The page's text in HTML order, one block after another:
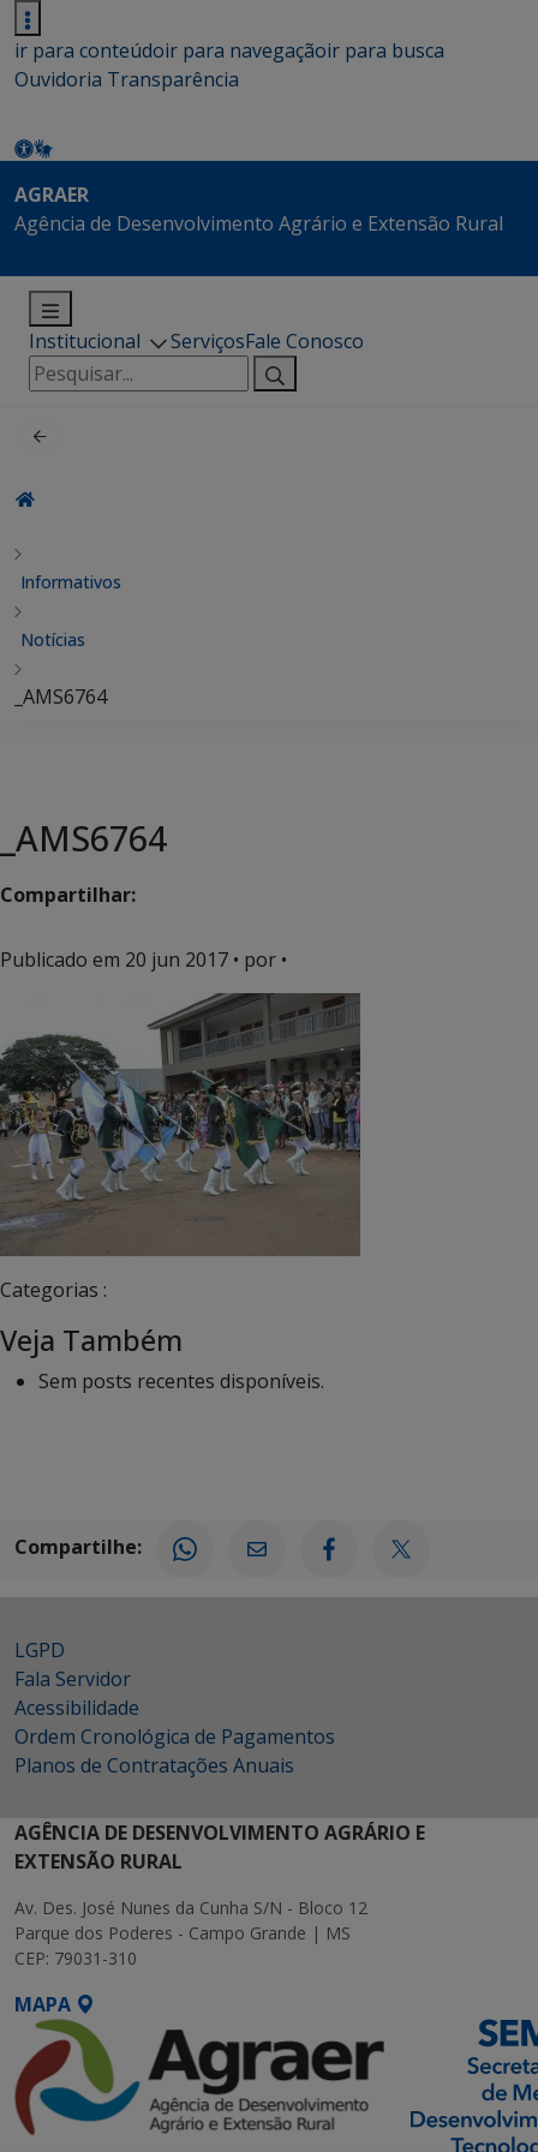
ir para conteúdoir para navegaçãoir para busca
Ouvidoria Transparência
AGRAER
Agência de Desenvolvimento Agrário e Extensão Rural
Institucional ServiçosFale Conosco
Pesquisar
por:
Informativos
Notícias
_AMS6764
_AMS6764
Compartilhar:
Publicado em 20 jun 2017 • por •
Categorias :
Veja Também
Sem posts recentes disponíveis.
Compartilhe:
LGPD
Fala Servidor
Acessibilidade
Ordem Cronológica de Pagamentos
Planos de Contratações Anuais
AGÊNCIA DE DESENVOLVIMENTO AGRÁRIO E
EXTENSÃO RURAL
Av. Des. José Nunes da Cunha S/N - Bloco 12
Parque dos Poderes - Campo Grande | MS
CEP: 79031-310
MAPA